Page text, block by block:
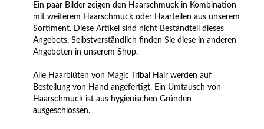
Ein paar Bilder zeigen den Haarschmuck in Kombination
mit weiterem Haarschmuck oder Haarteilen aus unserem
Sortiment. Diese Artikel sind nicht Bestandteil dieses
Angebots. Selbstverständlich finden Sie diese in anderen
Angeboten in unserem Shop.
Alle Haarblüten von Magic Tribal Hair werden auf
Bestellung von Hand angefertigt. Ein Umtausch von
Haarschmuck ist aus hygienischen Gründen
ausgeschlossen.